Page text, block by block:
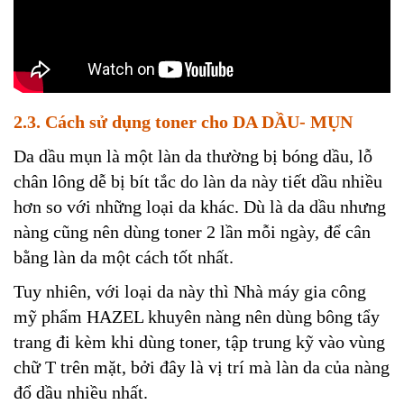
2.3. Cách sử dụng toner cho DA DẦU- MỤN
Da dầu mụn là một làn da thường bị bóng dầu, lỗ
chân lông dễ bị bít tắc do làn da này tiết dầu nhiều
hơn so với những loại da khác. Dù là da dầu nhưng
nàng cũng nên dùng toner 2 lần mỗi ngày, để cân
bằng làn da một cách tốt nhất.
Tuy nhiên, với loại da này thì Nhà máy gia công
mỹ phẩm HAZEL khuyên nàng nên dùng bông tẩy
trang đi kèm khi dùng toner, tập trung kỹ vào vùng
chữ T trên mặt, bởi đây là vị trí mà làn da của nàng
đổ dầu nhiều nhất.